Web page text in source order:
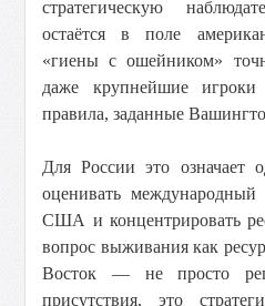
стратегическую
остаётся в поле
«гиены с ошейником»
даже крупнейшие
правила, заданные
Для России это означает
оценивать международный
США и концентрировать
вопрос выживания как
Восток — не просто
присутствия, это